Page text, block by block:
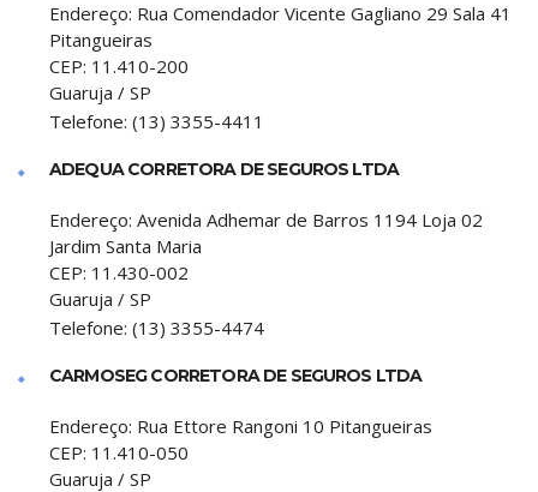
Endereço: Rua Comendador Vicente Gagliano 29 Sala 41
Pitangueiras
CEP: 11.410-200
Guaruja / SP
Telefone: (13) 3355-4411
ADEQUA CORRETORA DE SEGUROS LTDA
Endereço: Avenida Adhemar de Barros 1194 Loja 02
Jardim Santa Maria
CEP: 11.430-002
Guaruja / SP
Telefone: (13) 3355-4474
CARMOSEG CORRETORA DE SEGUROS LTDA
Endereço: Rua Ettore Rangoni 10 Pitangueiras
CEP: 11.410-050
Guaruja / SP